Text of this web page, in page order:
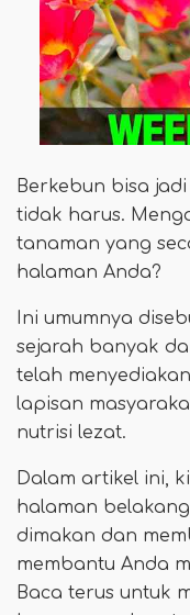
Berkebun bisa
tidak harus.
tanaman yang
halaman Anda?
Ini umumnya
sejarah banyak
telah
lapisan
nutrisi lezat.
Dalam artikel ini,
halaman
dimakan dan
membantu Anda
Baca terus untuk